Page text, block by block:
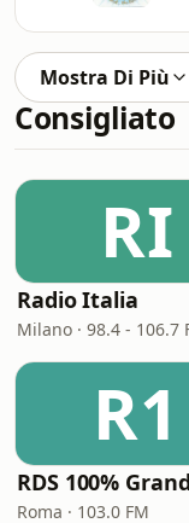
Mostra Di Più
Consigliato
RI
Radio Italia
Milano · 98.4 - 106.7
R1
Roma · 103.0 FM